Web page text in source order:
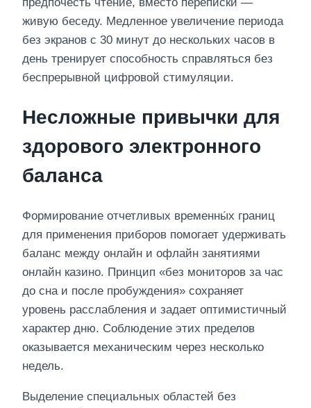
живую беседу. Медленное увеличение периода
без экранов с 30 минут до нескольких часов в
день тренирует способность справляться без
беспрерывной цифровой стимуляции.
Несложные привычки для
здорового электронного
баланса
Формирование отчетливых временны́х границ
для применения приборов помогает удерживать
баланс между онлайн и офлайн занятиями
онлайн казино. Принцип «без мониторов за час
до сна и после пробуждения» сохраняет
уровень расслабления и задает оптимистичный
характер дню. Соблюдение этих пределов
оказывается механическим через несколько
недель.
Выделение специальных областей без